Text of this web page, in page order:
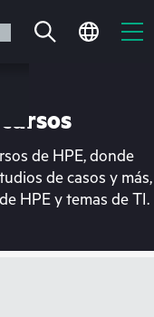
tu
de HPE, donde
de casos y más,
HPE y temas de TI.